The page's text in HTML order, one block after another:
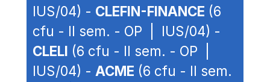
IUS/04) - CLEFIN-FINANCE (6
cfu - II sem. - OP | IUS/04) -
CLELI (6 cfu - II sem. - OP |
IUS/04) - ACME (6 cfu - II sem.